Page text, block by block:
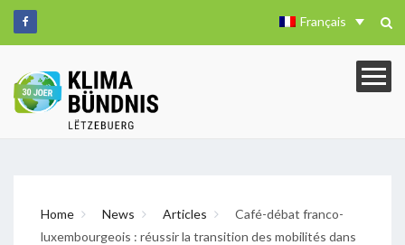
Français
Home News Articles
Café-débat franco-
luxembourgeois : réussir la transition des mobilités dans